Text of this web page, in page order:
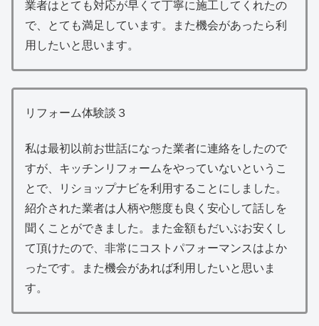
業者はとても対応が早くて丁寧に施工してくれたの
で、とても満足しています。また機会があったら利
用したいと思います。
リフォーム体験談３
私は最初以前お世話になった業者に連絡をしたので
すが、キッチンリフォームをやっていないというこ
とで、リショップナビを利用することにしました。
紹介された業者は人柄や態度も良く安心して話しを
聞くことができました。また金額もだいぶお安くし
て頂けたので、非常にコストパフォーマンスはよか
ったです。また機会があれば利用したいと思いま
す。